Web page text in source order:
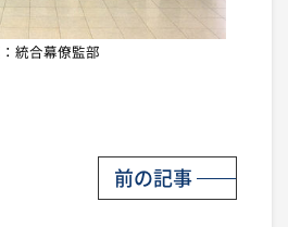
統合幕僚監部
前の記事